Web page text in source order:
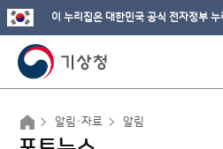
이 누리집은 대한민국 공식 전자정부
알림·자료 알림